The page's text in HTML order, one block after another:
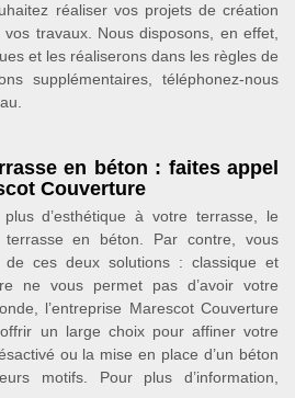
réaliser vos projets de création
travaux. Nous disposons, en effet,
et les réaliserons dans les règles de
supplémentaires, téléphonez-nous
en béton : faites appel
Couverture
d’esthétique à votre terrasse, le
en béton. Par contre, vous
de ces deux solutions : classique et
ne vous permet pas d’avoir votre
l’entreprise Marescot Couverture
un large choix pour affiner votre
ou la mise en place d’un béton
motifs. Pour plus d’information,